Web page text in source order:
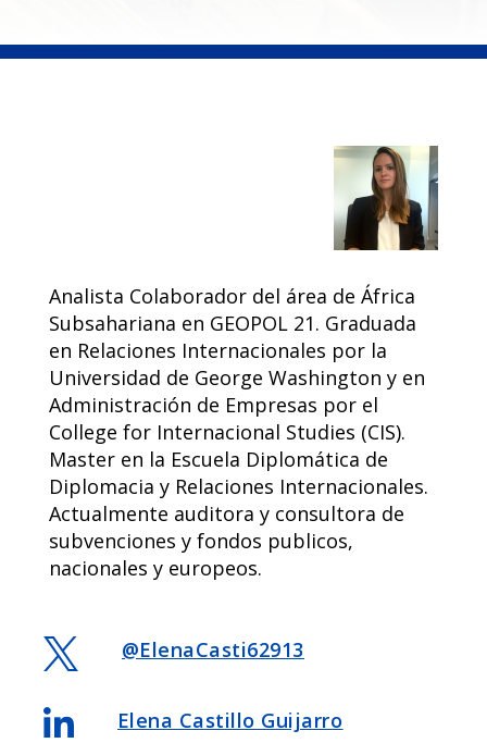
Analista Colaborador del área de África
Subsahariana en GEOPOL 21. Graduada
en Relaciones Internacionales por la
Universidad de George Washington y en
Administración de Empresas por el
College for Internacional Studies (CIS).
Master en la Escuela Diplomática de
Diplomacia y Relaciones Internacionales.
Actualmente auditora y consultora de
subvenciones y fondos publicos,
nacionales y europeos.
 @ElenaCasti62913
 Elena Castillo Guijarro